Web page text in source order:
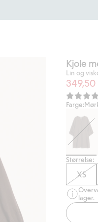
Kjole
Lin og
349,50
Farge:
Størrelse:
XS
lager.